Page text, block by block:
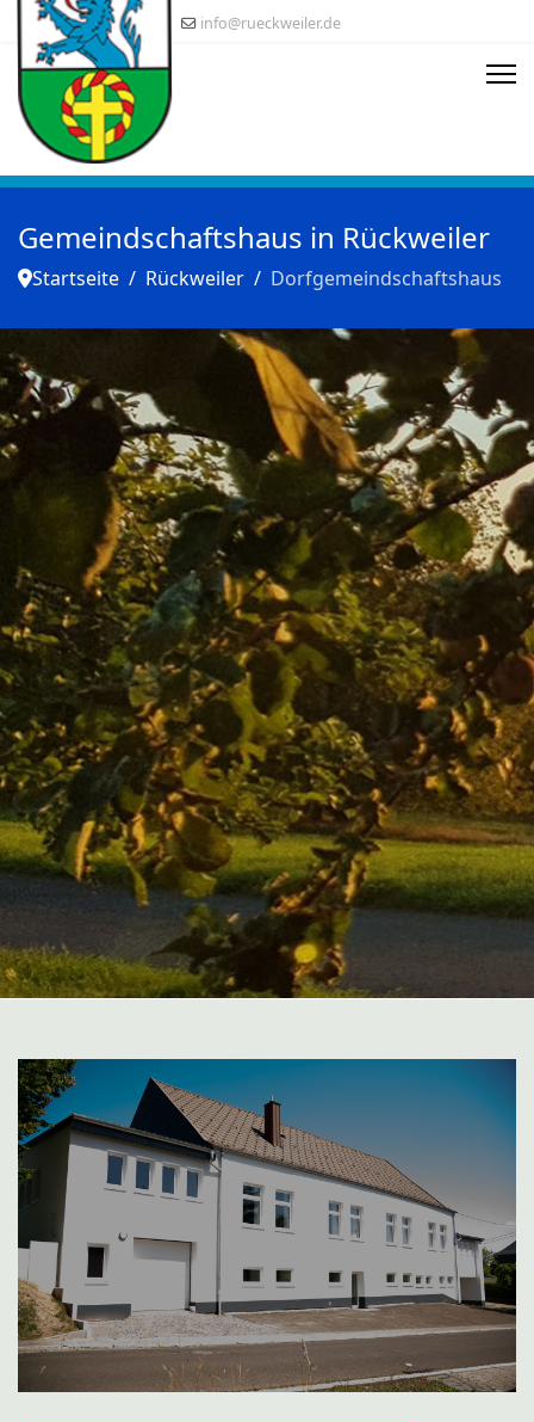
info@rueckweiler.de
Gemeindschaftshaus in Rückweiler
Startseite Rückweiler Dorfgemeindschaftshaus